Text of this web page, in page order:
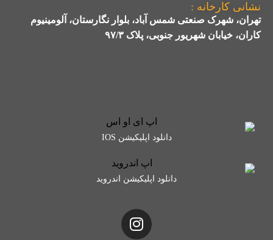
نشانی کارخانه :
تهران، شهرک صنعتی شمس آباد، بلوار نگارستان، آلومینیوم
کاران، خیابان شهریور جنوبی، پلاک ۹۷/۳
دانلود اپلیکیشن IOS
دانلود اپلیکیشن اندروید